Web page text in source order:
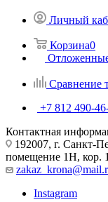
Личный
Корзина0
Сравнение
+7 812 490-
Контактная
192007, г. Санкт-
помещение 1Н, кор. 1
Instagram